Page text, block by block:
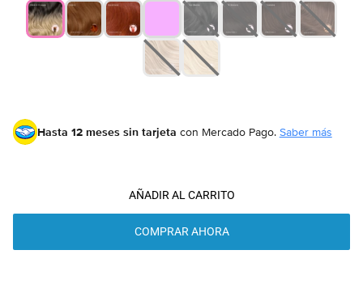
Hasta 12 meses sin tarjeta con Mercado Pago. Saber más
AÑADIR AL CARRITO
COMPRAR AHORA